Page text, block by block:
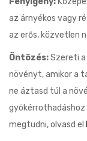
az árnyékos vagy
az erős, közvetlen
Öntözés:Szereti
növényt, amikor a
ne áztasd túl a
megtudni, olvasd el